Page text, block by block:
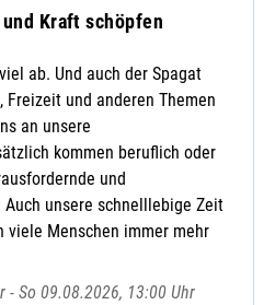
Kraft schöpfen
ab. Und auch der Spagat
Freizeit und anderen Themen
an unsere
kommen beruflich oder
und
Auch unsere schnelllebige Zeit
viele Menschen immer mehr
- So 09.08.2026, 13:00 Uhr